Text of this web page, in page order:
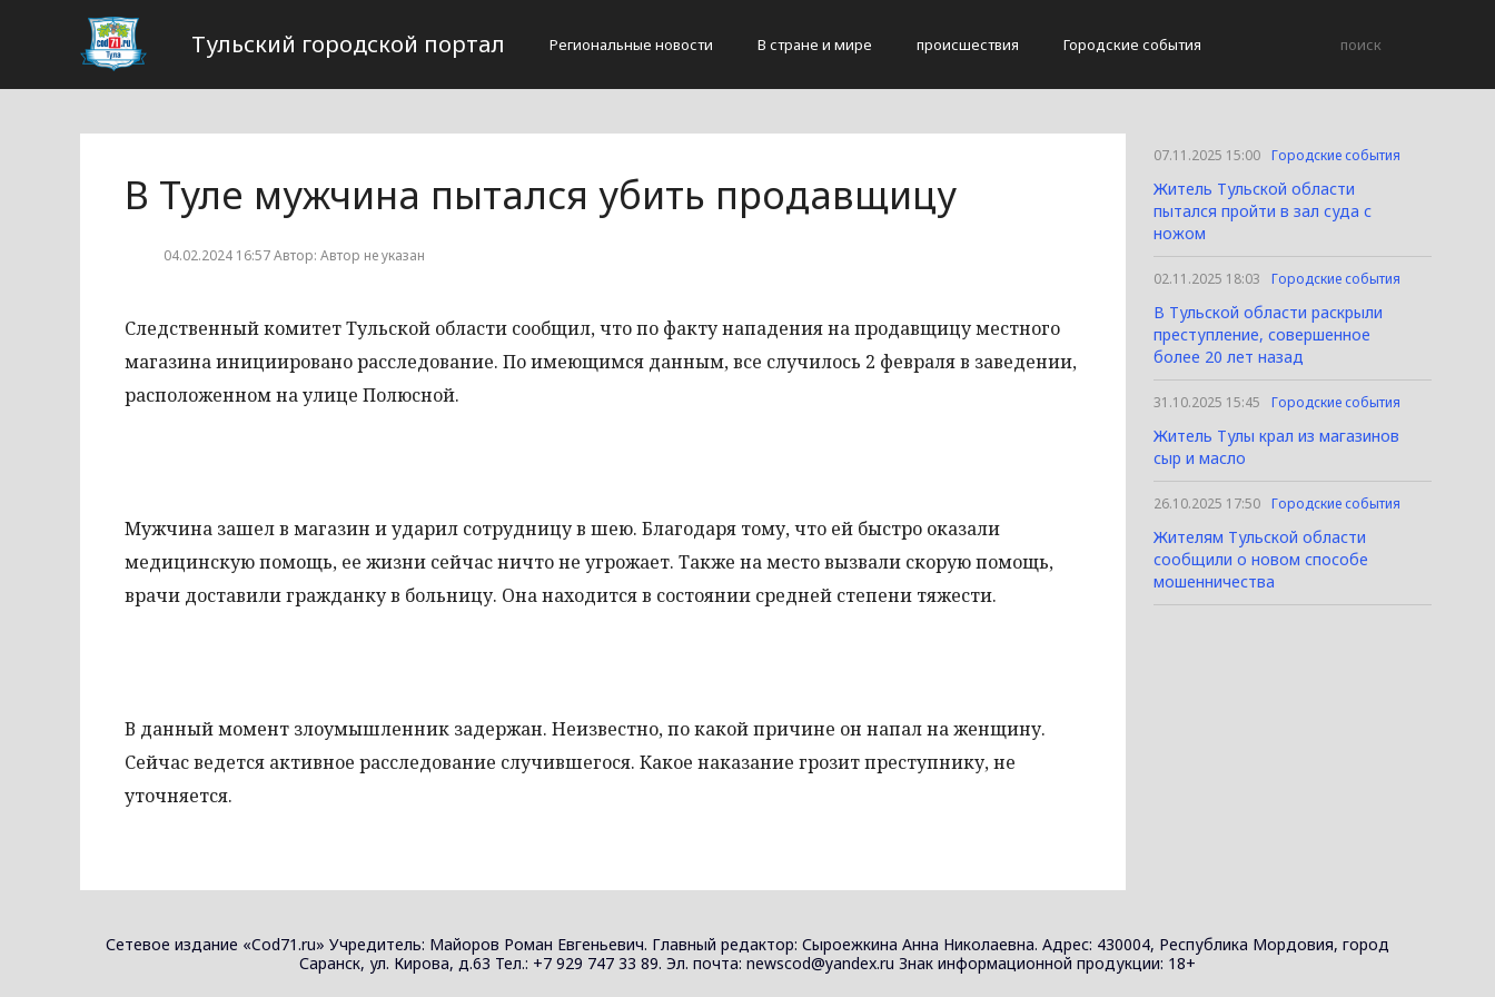
Тульский городской портал Региональные новости В стране и мире происшествия Городские события
В Туле мужчина пытался убить продавщицу
04.02.2024 16:57 Автор: Автор не указан
Следственный комитет Тульской области сообщил, что по факту нападения на продавщицу местного
магазина инициировано расследование. По имеющимся данным, все случилось 2 февраля в заведении,
расположенном на улице Полюсной.
Мужчина зашел в магазин и ударил сотрудницу в шею. Благодаря тому, что ей быстро оказали
медицинскую помощь, ее жизни сейчас ничто не угрожает. Также на место вызвали скорую помощь,
врачи доставили гражданку в больницу. Она находится в состоянии средней степени тяжести.
В данный момент злоумышленник задержан. Неизвестно, по какой причине он напал на женщину.
Сейчас ведется активное расследование случившегося. Какое наказание грозит преступнику, не
уточняется.
07.11.2025 15:00 Городские события
Житель Тульской области
пытался пройти в зал суда с
ножом
02.11.2025 18:03 Городские события
В Тульской области раскрыли
преступление, совершенное
более 20 лет назад
31.10.2025 15:45 Городские события
Житель Тулы крал из магазинов
сыр и масло
26.10.2025 17:50 Городские события
Жителям Тульской области
сообщили о новом способе
мошенничества
Сетевое издание «Cod71.ru» Учредитель: Майоров Роман Евгеньевич. Главный редактор: Сыроежкина Анна Николаевна. Адрес: 430004, Республика Мордовия, город
Саранск, ул. Кирова, д.63 Тел.: +7 929 747 33 89. Эл. почта: newscod@yandex.ru Знак информационной продукции: 18+